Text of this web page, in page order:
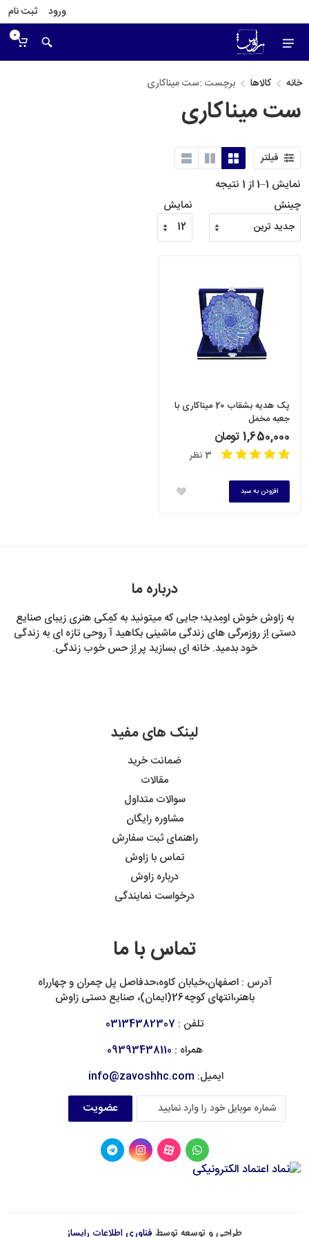
ورود ثبت نام
0
خانه کالاها برچست :ست میناکاری
ست میناکاری
فیلتر
نمایش 1–1 از 1 نتیجه
چینش
نمایش
پک هدیه بشقاب 20 میناکاری با
جعبه مخمل
1,650,000 تومان
3 نظر
افزودن به سبد
درباره ما
به زاوش خوش اومِدید؛ جایی که میتونید به کمِکی هنری زیبای صنایع
دستی اِز روزمرگی های زندگی ماشینی بکاهید آ روحی تازه ای به زندگی
خود بدمید. خانه ای بسازید پر اِز حس خوب زندگی.
لینک های مفید
ضمانت خرید
مقالات
سوالات متداول
مشاوره رایگان
راهنمای ثبت سفارش
تماس با زاوش
درباره زاوش
درخواست نمایندگی
تماس با ما
آدرس : اصفهان،خیابان کاوه،حدفاصل پل چمران و چهارراه
باهنر،انتهای کوچه26(ایمان)، صنایع دستی زاوش
تلفن : 03134382307
همراه : 09393438110
ایمیل: info@zavoshhc.com
عضویت
طراحی و توسعه توسط فناوری اطلاعات رایساز